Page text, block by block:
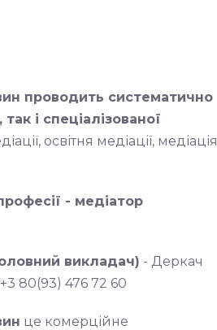
проводить систематично
і спеціалізованої
освітня медіації, медіація
- медіатор
викладач) - Деркач
80(93) 476 72 60
це комерційне